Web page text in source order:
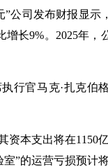
公司发布财报显示
增长9%。2025年
行官马克·扎克伯
资本支出将在1150
”的运营亏损预计